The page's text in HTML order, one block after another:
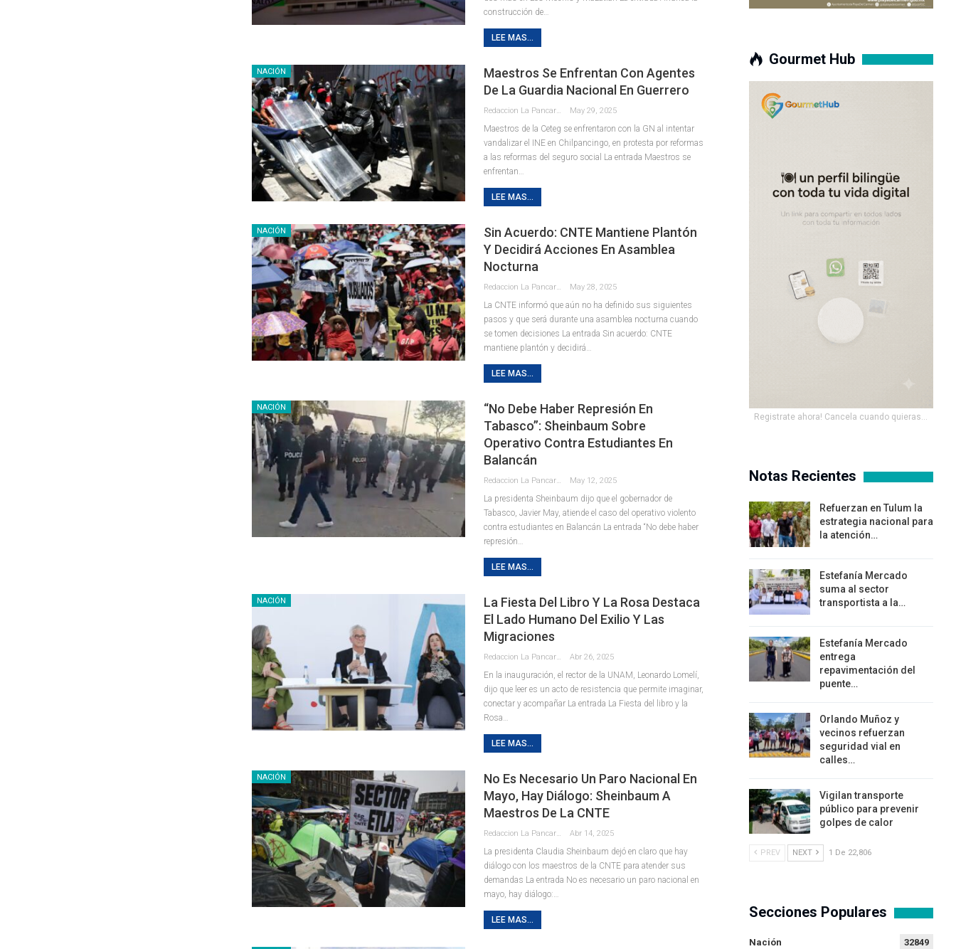
construcción de…
LEE MAS...
NACIÓN
Maestros Se Enfrentan Con Agentes
De La Guardia Nacional En Guerrero
May 29, 2025
Maestros de la Ceteg se enfrentaron con la GN al intentar
vandalizar el INE en Chilpancingo, en protesta por reformas
a las reformas del seguro social La entrada Maestros se
enfrentan…
LEE MAS...
NACIÓN
Sin Acuerdo: CNTE Mantiene Plantón
Y Decidirá Acciones En Asamblea
Nocturna
May 28, 2025
La CNTE informó que aún no ha definido sus siguientes
pasos y que será durante una asamblea nocturna cuando
se tomen decisiones La entrada Sin acuerdo: CNTE
mantiene plantón y decidirá…
LEE MAS...
NACIÓN
“No Debe Haber Represión En
Tabasco”: Sheinbaum Sobre
Operativo Contra Estudiantes En
Balancán
May 12, 2025
La presidenta Sheinbaum dijo que el gobernador de
Tabasco, Javier May, atiende el caso del operativo violento
contra estudiantes en Balancán La entrada “No debe haber
represión…
LEE MAS...
NACIÓN
La Fiesta Del Libro Y La Rosa Destaca
El Lado Humano Del Exilio Y Las
Migraciones
Abr 26, 2025
En la inauguración, el rector de la UNAM, Leonardo Lomelí,
dijo que leer es un acto de resistencia que permite imaginar,
conectar y acompañar La entrada La Fiesta del libro y la
Rosa…
LEE MAS...
NACIÓN
No Es Necesario Un Paro Nacional En
Mayo, Hay Diálogo: Sheinbaum A
Maestros De La CNTE
Abr 14, 2025
La presidenta Claudia Sheinbaum dejó en claro que hay
diálogo con los maestros de la CNTE para atender sus
demandas La entrada No es necesario un paro nacional en
mayo, hay diálogo:…
LEE MAS...
Gourmet Hub
Registrate ahora! Cancela cuando quieras...
Notas Recientes
Refuerzan en Tulum la
estrategia nacional para
la atención…
Estefanía Mercado
suma al sector
transportista a la…
Estefanía Mercado
entrega
repavimentación del
puente…
Orlando Muñoz y
vecinos refuerzan
seguridad vial en
calles…
Vigilan transporte
público para prevenir
golpes de calor
PREV NEXT 1 De 22,806
Secciones Populares
Nación 32849